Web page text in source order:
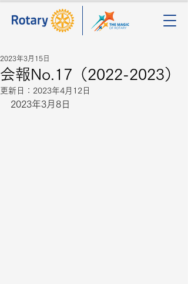
会報No.17（2022-2023）
2023年3月15日
更新日： 2023年4月12日
2023年3月8日